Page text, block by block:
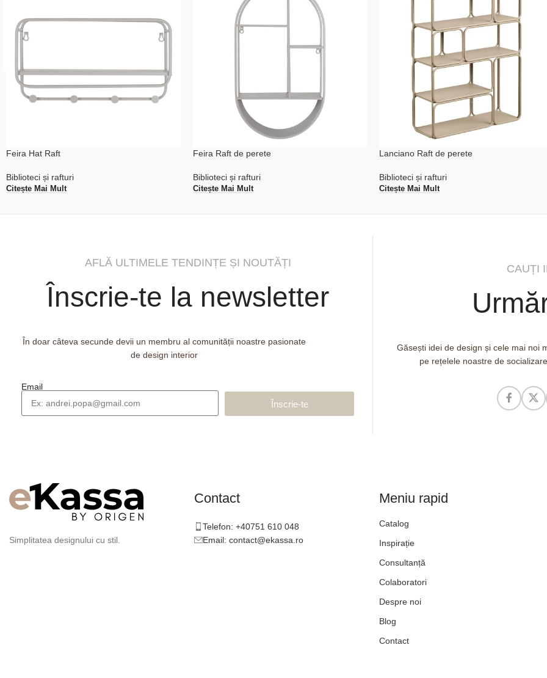
Feira Hat Raft
Biblioteci și rafturi
Citește Mai Mult
Feira Raft de perete
Biblioteci și rafturi
Citește Mai Mult
Lanciano Raft de perete
Biblioteci și rafturi
Citește Mai Mult
AFLĂ ULTIMELE TENDINȚE ȘI NOUTĂȚI
Înscrie-te la newsletter
În doar câteva secunde devii un membru al comunității noastre pasionate
de design interior
Email
Înscrie-te
CAUȚI
Găsești idei de design și cele mai noi
pe rețelele noastre de socializare
Simplitatea designului cu stil.
Contact
Telefon: +40751 610 048
Email: contact@ekassa.ro
Meniu rapid
Catalog
Inspirație
Consultanță
Colaboratori
Despre noi
Blog
Contact